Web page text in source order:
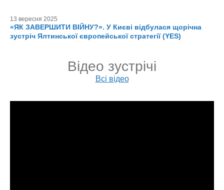
13 вересня 2025
«ЯК ЗАВЕРШИТИ ВІЙНУ?». У Києві відбулася щорічна
зустріч Ялтинської європейської стратегії (YES)
Відео зустрічі
Всі відео